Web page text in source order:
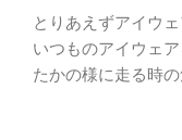
とりあえずアイウ
いつものアイウェ
たかの様に走る時